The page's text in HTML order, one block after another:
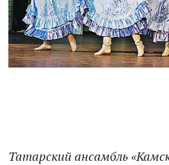
Татарский ансамбль